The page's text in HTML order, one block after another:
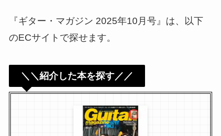
『ギター・マガジン 2025年10月号』は、以下
のECサイトで探せます。
＼＼紹介した本を探す／／